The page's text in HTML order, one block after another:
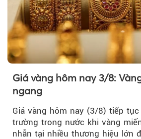
Giá vàng hôm nay 3/8:
ngang
Giá vàng hôm nay (3/8) tiếp
trường trong nước khi vàng
nhẫn tại nhiều thương hiệu lớn